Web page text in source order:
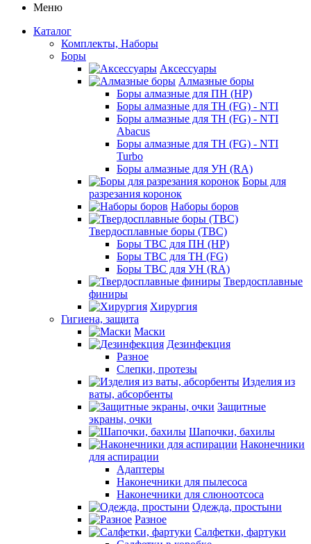
Меню
Каталог
Комплекты, Наборы
Боры
Аксессуары
Алмазные боры
Боры алмазные для ПН (HP)
Боры алмазные для ТН (FG) - NTI
Боры алмазные для ТН (FG) - NTI
Abacus
Боры алмазные для ТН (FG) - NTI
Turbo
Боры алмазные для УН (RA)
Боры для
разрезания коронок
Наборы боров
Твердосплавные боры (ТВС)
Боры ТВС для ПН (HP)
Боры ТВС для ТН (FG)
Боры ТВС для УН (RA)
Твердосплавные
финиры
Хирургия
Гигиена, защита
Маски
Дезинфекция
Разное
Слепки, протезы
Изделия из
ваты, абсорбенты
Защитные
экраны, очки
Шапочки, бахилы
Наконечники
для аспирации
Адаптеры
Наконечники для пылесоса
Наконечники для слюноотсоса
Одежда, простыни
Разное
Салфетки, фартуки